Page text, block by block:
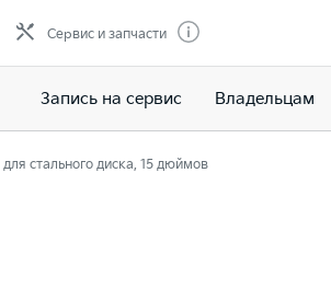
Сервис и запчасти
Запись на сервис Владельцам
стального диска, 15 дюймов